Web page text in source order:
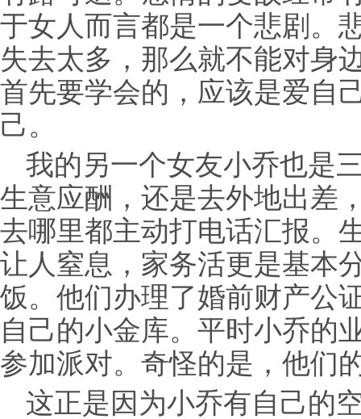
于女人而言都是一个悲剧。
失去太多，那么就不能对身
首先要学会的，应该是爱自
己。
我的另一个女友小乔也是
生意应酬，还是去外地出差
去哪里都主动打电话汇报。
让人窒息，家务活更是基本
饭。他们办理了婚前财产公
自己的小金库。平时小乔的
参加派对。奇怪的是，他们
这正是因为小乔有自己的